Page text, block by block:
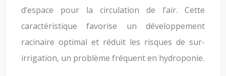
d’espace pour la circulation de l’air. Cette
caractéristique favorise un développement
racinaire optimal et réduit les risques de sur-
irrigation, un problème fréquent en hydroponie.